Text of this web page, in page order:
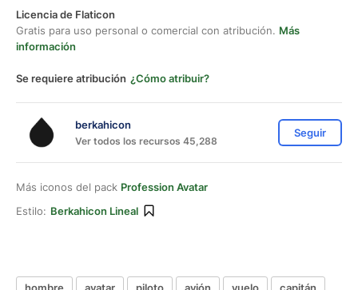
Licencia de Flaticon
Gratis para uso personal o comercial con atribución. Más
información
Se requiere atribución ¿Cómo atribuir?
berkahicon
Ver todos los recursos 45,288
Seguir
Más iconos del pack Profession Avatar
Estilo: Berkahicon Lineal
hombre avatar piloto avión vuelo
capitán